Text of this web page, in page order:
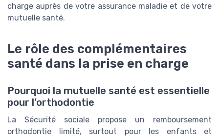
charge auprès de votre assurance maladie et de votre
mutuelle santé.
Le rôle des complémentaires
santé dans la prise en charge
Pourquoi la mutuelle santé est essentielle
pour l’orthodontie
La Sécurité sociale propose un remboursement
orthodontie limité, surtout pour les enfants et